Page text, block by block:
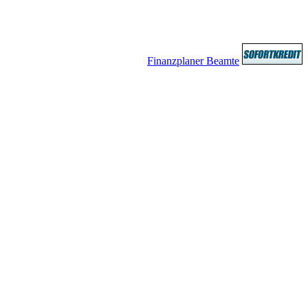
Finanzplaner Beamte